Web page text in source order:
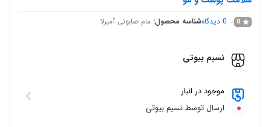
0
0 دیدگاهشناسه محصول: مام صابونی آمبرلا
نسیم بیوتی
موجود در انبار
ارسال توسط نسیم بیوتی